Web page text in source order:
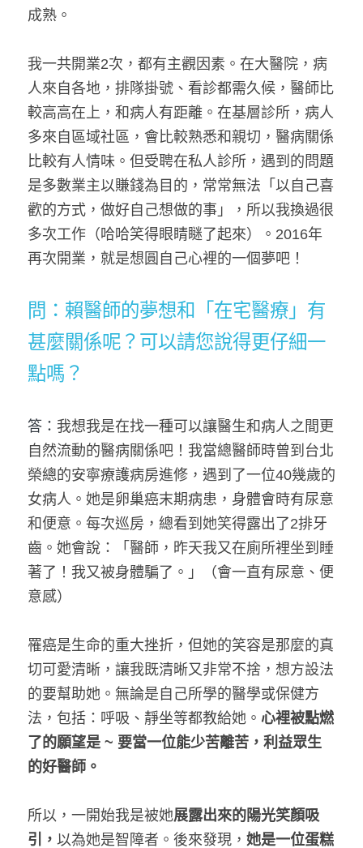
成熟。
我一共開業2次，都有主觀因素。在大醫院，病
人來自各地，排隊掛號、看診都需久候，醫師比
較高高在上，和病人有距離。在基層診所，病人
多來自區域社區，會比較熟悉和親切，醫病關係
比較有人情味。但受聘在私人診所，遇到的問題
是多數業主以賺錢為目的，常常無法「以自己喜
歡的方式，做好自己想做的事」，所以我換過很
多次工作（哈哈笑得眼睛瞇了起來）。2016年
再次開業，就是想圓自己心裡的一個夢吧！
問：賴醫師的夢想和「在宅醫療」有
甚麼關係呢？可以請您說得更仔細一
點嗎？
答： 我想我是在找一種可以讓醫生和病人之間更
自然流動的醫病關係吧！我當總醫師時曾到台北
榮總的安寧療護病房進修，遇到了一位40幾歲的
女病人。她是卵巢癌末期病患，身體會時有尿意
和便意。每次巡房，總看到她笑得露出了2排牙
齒。她會說：「醫師，昨天我又在廁所裡坐到睡
著了！我又被身體騙了。」（會一直有尿意、便
意感）
罹癌是生命的重大挫折，但她的笑容是那麼的真
切可愛清晰，讓我既清晰又非常不捨，想方設法
的要幫助她。無論是自己所學的醫學或保健方
法，包括：呼吸、靜坐等都教給她。 心裡被點燃
了的願望是 ~ 要當一位能少苦離苦，利益眾生
的好醫師。
所以，一開始我是被她展露出來的陽光笑顏吸
引， 以為她是智障者。後來發現， 她是一位蛋糕